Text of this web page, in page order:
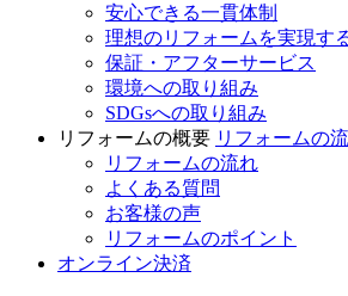
安心できる一貫体制
理想のリフォームを実現す
保証・アフターサービス
環境への取り組み
SDGsへの取り組み
リフォームの概要 リフォームの
リフォームの流れ
よくある質問
お客様の声
リフォームのポイント
オンライン決済